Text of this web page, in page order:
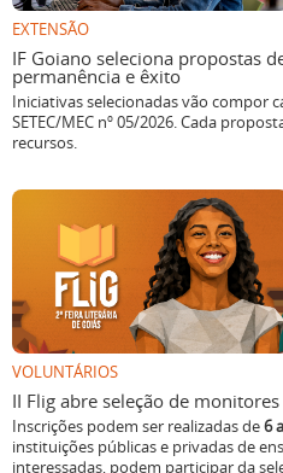
EXTENSÃO
IF Goiano seleciona propostas
permanência e êxito
Iniciativas selecionadas vão compor
SETEC/MEC nº 05/2026. Cada
recursos.
VOLUNTÁRIOS
II Flig abre seleção de monitores
Inscrições podem ser realizadas de6
instituições públicas e privadas de
interessadas, podem participar da